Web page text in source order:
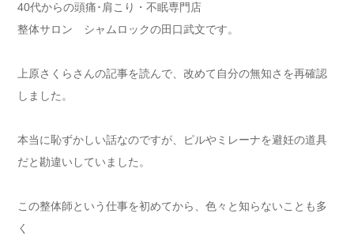
40代からの頭痛･肩こり・不眠専門店
整体サロン シャムロックの田口武文です。
上原さくらさんの記事を読んで、改めて自分の無知さを再確認
しました。
本当に恥ずかしい話なのですが、ピルやミレーナを避妊の道具
だと勘違いしていました。
この整体師という仕事を初めてから、色々と知らないことも多
く